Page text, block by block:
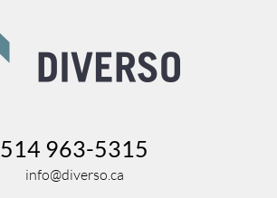
514 963-5315
info@diverso.ca